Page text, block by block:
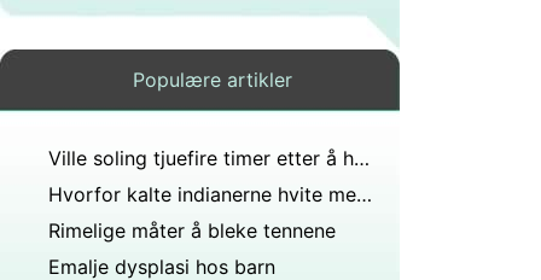
Populære artikler
Ville soling tjuefire timer etter å ha trukket alle de øverste tennene mine og satt inn midlertidige proteser?
Hvorfor kalte indianerne hvite menn gule øyne?
Rimelige måter å bleke tennene
Emalje dysplasi hos barn